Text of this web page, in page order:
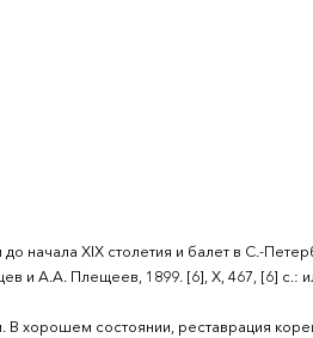
начала XIX столетия и балет в С.-
и А.А. Плещеев, 1899. [6], X, 467, [6] с.:
хорошем состоянии, реставрация